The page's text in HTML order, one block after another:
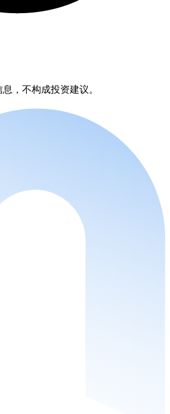
，不构成投资建议。